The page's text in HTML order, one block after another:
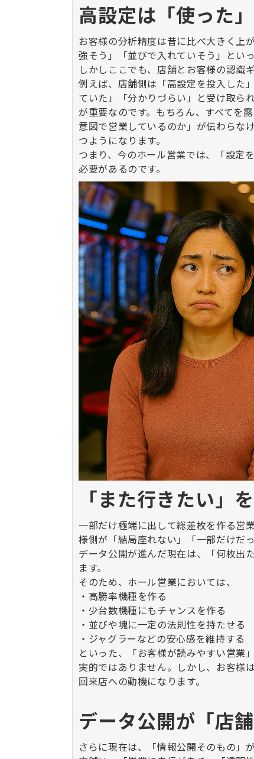
高設定は「使った
お客様の分析精度は昔に比べ大きく上
強そう」「並びで入れていそう」とい
しかしここでも、店舗とお客様の認識
例えば、店舗側は「高設定を投入した
ていた」「分かりづらい」と受け取ら
が重要なのです。もちろん、すべてを
意図で営業しているのか」が伝わらな
つようになります。
つまり、今のホール営業では、「設定
必要があるのです。
「また行きたい」
一部だけ極端に出して総差枚を作る営
様側が「結局座れない」「一部だけだ
データ公開が進んだ現在は、「何枚出
ます。
そのため、ホール営業においては、
・高勝率機種を作る
・少台数機種にもチャンスを作る
・並びや塊に一定の法則性を持たせる
・ジャグラーなどの安心感を維持する
といった、「お客様が読みやすい営業
実的ではありません。しかし、お客様
回来店への動機になります。
データ公開が「店
さらに現在は、「情報公開そのもの」